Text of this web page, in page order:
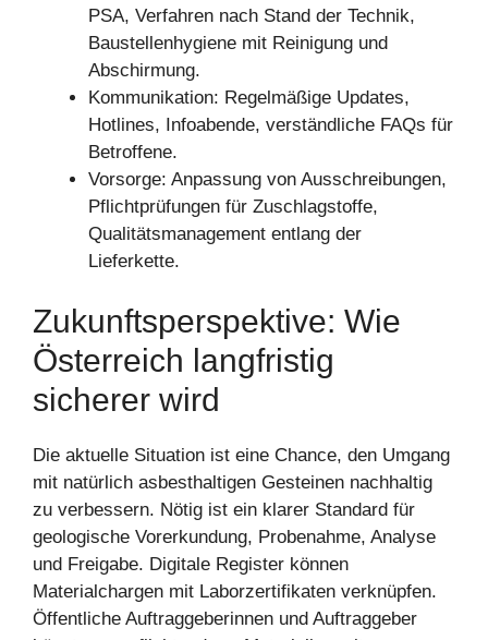
PSA, Verfahren nach Stand der Technik,
Baustellenhygiene mit Reinigung und
Abschirmung.
Kommunikation: Regelmäßige Updates,
Hotlines, Infoabende, verständliche FAQs für
Betroffene.
Vorsorge: Anpassung von Ausschreibungen,
Pflichtprüfungen für Zuschlagstoffe,
Qualitätsmanagement entlang der
Lieferkette.
Zukunftsperspektive: Wie
Österreich langfristig
sicherer wird
Die aktuelle Situation ist eine Chance, den Umgang
mit natürlich asbesthaltigen Gesteinen nachhaltig
zu verbessern. Nötig ist ein klarer Standard für
geologische Vorerkundung, Probenahme, Analyse
und Freigabe. Digitale Register können
Materialchargen mit Laborzertifikaten verknüpfen.
Öffentliche Auftraggeberinnen und Auftraggeber